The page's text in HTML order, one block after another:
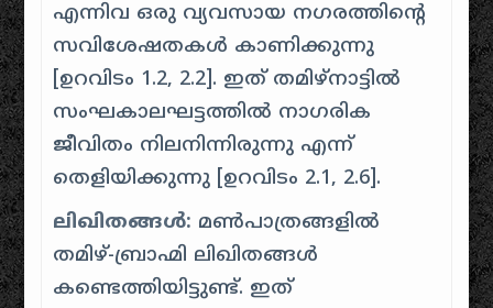
എന്നിവ ഒരു വ്യവസായ നഗരത്തിന്റെ
സവിശേഷതകൾ കാണിക്കുന്നു
ഉറവിടം 1.2, 2.2 ]. ഇത് തമിഴ്‌നാട്ടിൽ
സംഘകാലഘട്ടത്തിൽ നാഗരിക
ജീവിതം നിലനിന്നിരുന്നു എന്ന്
തെളിയിക്കുന്നു [ ഉറവിടം 2.1, 2.6 ].
ലിഖിതങ്ങൾ: മൺപാത്രങ്ങളിൽ
തമിഴ്-ബ്രാഹ്മി ലിഖിതങ്ങൾ
കണ്ടെത്തിയിട്ടുണ്ട്. ഇത്